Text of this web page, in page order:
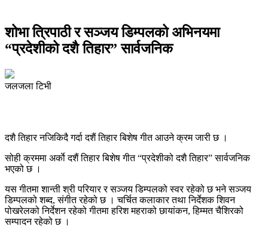
शोभा त्रिपाठी र सञ्जय डिम्पलको अभिनयमा
“प्रदेशीको दशै तिहार” सार्वजनिक
जलजला टिभी
दशै तिहार नजिकिदै गर्दा दशैं तिहार बिशेष गीत आउने क्रम जारी छ ।
सोही क्रममा अर्काे दशैं तिहार बिशेष गीत “प्रदेशीको दशै तिहार” सार्वजनिक
भएको छ ।
यस गीतमा शान्ती श्री परियार र सञ्जय डिम्पलको स्वर रहेको छ भने सञ्जय
डिम्पलको शब्द, संगीत रहेको छ । चर्चित कलाकार तथा निर्देशक शिवन
पोखरेलको निर्देशन रहेको गीतमा हरिश महराको छायांकन, हिम्मत चैशिरको
सम्पादन रहेको छ ।